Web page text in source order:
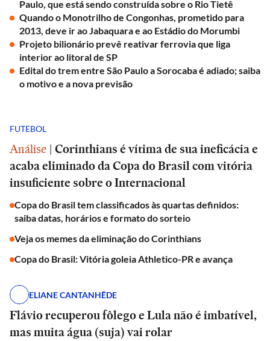
Paulo, que está sendo construída sobre o Rio Tietê
Quando o Monotrilho de Congonhas, prometido para
2013, deve ir ao Jabaquara e ao Estádio do Morumbi
Projeto bilionário prevê reativar ferrovia que liga
interior ao litoral de SP
Edital do trem entre São Paulo a Sorocaba é adiado; saiba
o motivo e a nova previsão
FUTEBOL
Análise | Corinthians é vítima de sua ineficácia e
acaba eliminado da Copa do Brasil com vitória
insuficiente sobre o Internacional
Copa do Brasil tem classificados às quartas definidos:
saiba datas, horários e formato do sorteio
Veja os memes da eliminação do Corinthians
Copa do Brasil: Vitória goleia Athletico-PR e avança
ELIANE CANTANHÊDE
Flávio recuperou fôlego e Lula não é imbatível,
mas muita água (suja) vai rolar